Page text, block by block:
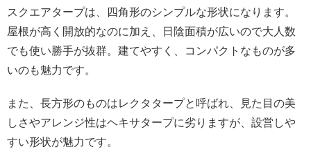
スクエアタープは、四角形のシンプルな形状になります。
屋根が高く開放的なのに加え、日陰面積が広いので大人数
でも使い勝手が抜群。建てやすく、コンパクトなものが多
いのも魅力です。
また、長方形のものはレクタタープと呼ばれ、見た目の美
しさやアレンジ性はヘキサタープに劣りますが、設営しや
すい形状が魅力です。